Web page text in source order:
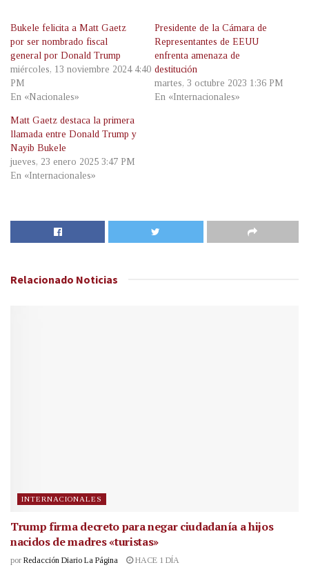
Bukele felicita a Matt Gaetz
por ser nombrado fiscal
general por Donald Trump
miércoles, 13 noviembre 2024 4:40
PM
En «Nacionales»
Presidente de la Cámara de
Representantes de EEUU
enfrenta amenaza de
destitución
martes, 3 octubre 2023 1:36 PM
En «Internacionales»
Matt Gaetz destaca la primera
llamada entre Donald Trump y
Nayib Bukele
jueves, 23 enero 2025 3:47 PM
En «Internacionales»
Relacionado Noticias
INTERNACIONALES
Trump firma decreto para negar ciudadanía a hijos
nacidos de madres «turistas»
por Redacción Diario La Página HACE 1 DÍA